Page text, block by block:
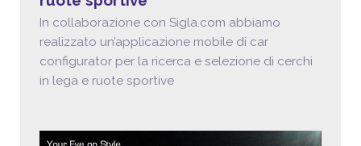
In collaborazione con Sigla.com abbiamo
realizzato un’applicazione mobile di car
configurator per la ricerca e selezione di cerchi
in lega e ruote sportive